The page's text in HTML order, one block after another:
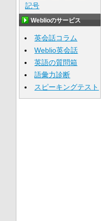
記号
Weblioのサービス
英会話コラム
Weblio英会話
英語の質問箱
語彙力診断
スピーキングテスト